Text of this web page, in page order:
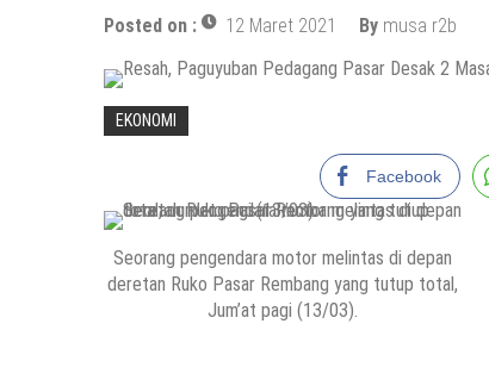
Posted on : 12 Maret 2021 By musa r2b
EKONOMI
Facebook
Seorang pengendara motor melintas di depan
deretan Ruko Pasar Rembang yang tutup total,
Jum’at pagi (13/03).